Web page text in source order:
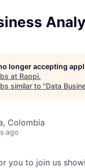
longer accepting
at Rappi.
similar to "Data
Colombia
ago
you to join us